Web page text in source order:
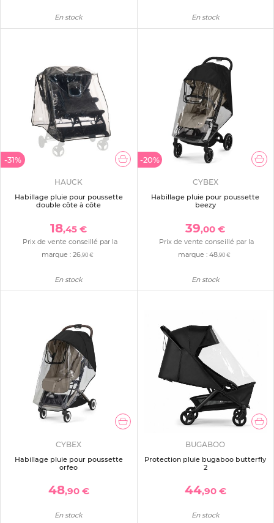
En stock En stock
-31%
HAUCK
Habillage pluie pour poussette
double côte à côte
18,45 €
Prix de vente conseillé par la
marque : 26,90 €
En stock
-20%
CYBEX
Habillage pluie pour poussette
beezy
39,00 €
Prix de vente conseillé par la
marque : 48,90 €
En stock
CYBEX
Habillage pluie pour poussette
orfeo
48,90 €
En stock
BUGABOO
Protection pluie bugaboo butterfly
2
44,90 €
En stock